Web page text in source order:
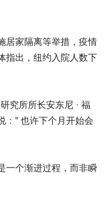
居家隔离等举措，疫情
指出，纽约入院人数下
究所所长安东尼 · 福
：” 也许下个月开始会
一个渐进过程，而非瞬